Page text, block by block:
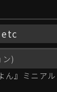
etc
)
ん』ミニア